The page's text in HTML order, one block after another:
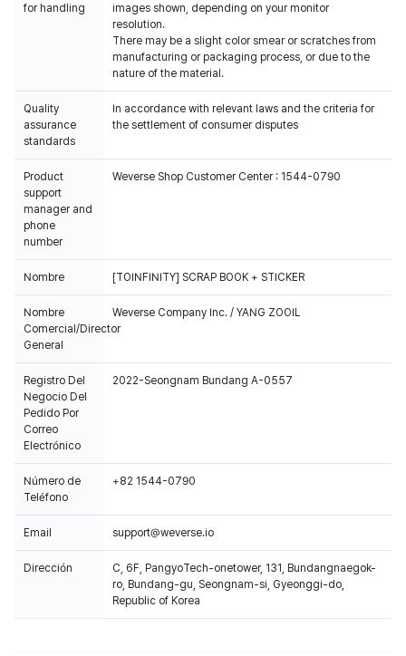
for handling
images shown, depending on your monitor
resolution.
There may be a slight color smear or scratches from
manufacturing or packaging process, or due to the
Quality
assurance
standards
In accordance with relevant laws and the criteria for
the settlement of consumer disputes
Product
support
manager and
phone
number
Weverse Shop Customer Center : 1544-0790
Nombre [TOINFINITY] SCRAP BOOK + STICKER
Nombre
Comercial/Director
General
Weverse Company Inc. / YANG ZOOIL
Registro Del
Negocio Del
Pedido Por
Correo
Electrónico
2022-Seongnam Bundang A-0557
Número de
Teléfono
+82 1544-0790
Email support@weverse.io
Dirección
C, 6F, PangyoTech-onetower, 131, Bundangnaegok-
ro, Bundang-gu, Seongnam-si, Gyeonggi-do,
Republic of Korea